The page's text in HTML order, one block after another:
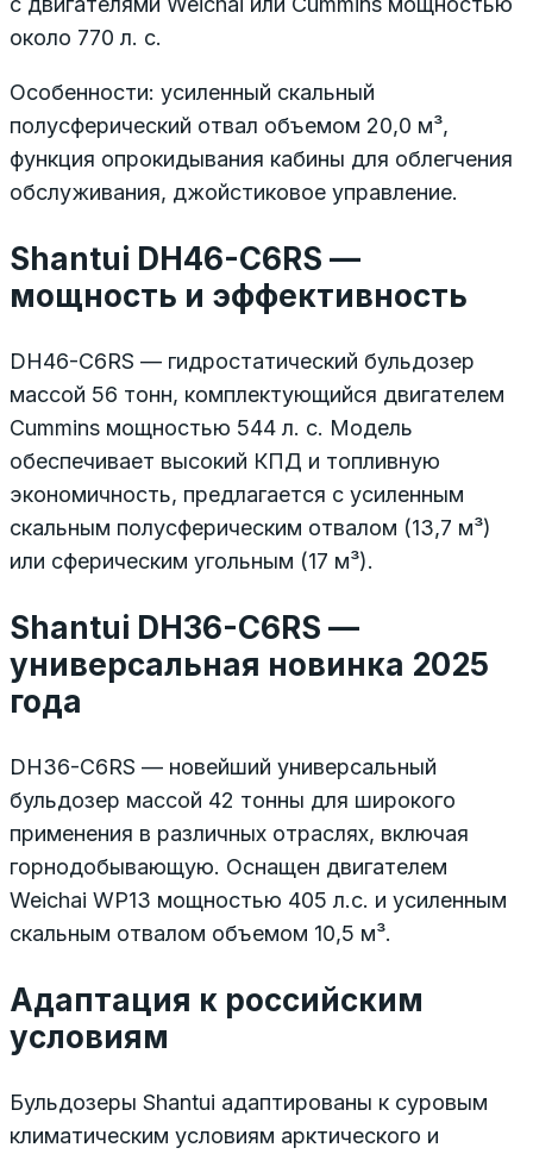
около 770 л. с.
Особенности: усиленный скальный
полусферический отвал объемом 20,0 м³,
функция опрокидывания кабины для облегчения
обслуживания, джойстиковое управление.
Shantui DH46-C6RS —
мощность и эффективность
DH46-C6RS — гидростатический бульдозер
массой 56 тонн, комплектующийся двигателем
Cummins мощностью 544 л. с. Модель
обеспечивает высокий КПД и топливную
экономичность, предлагается с усиленным
скальным полусферическим отвалом (13,7 м³)
или сферическим угольным (17 м³).
Shantui DH36-C6RS —
универсальная новинка 2025
года
DH36-C6RS — новейший универсальный
бульдозер массой 42 тонны для широкого
применения в различных отраслях, включая
горнодобывающую. Оснащен двигателем
Weichai WP13 мощностью 405 л.с. и усиленным
скальным отвалом объемом 10,5 м³.
Адаптация к российским
условиям
Бульдозеры Shantui адаптированы к суровым
климатическим условиям арктического и